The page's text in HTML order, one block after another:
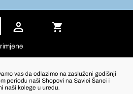
vas da odlazimo na zasluženi godišnji
periodu naši Shopovi na Savici Šanci i
naši kolege u uredu.